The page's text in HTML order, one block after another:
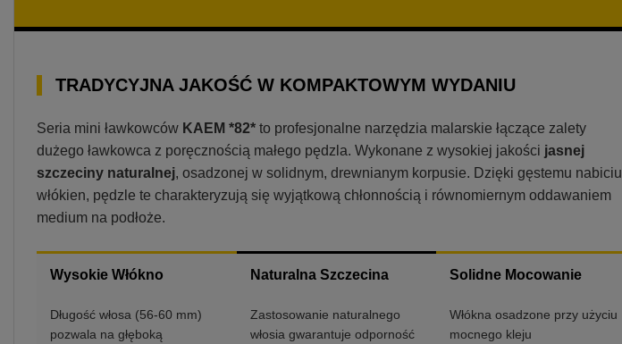
TRADYCYJNA JAKOŚĆ W KOMPAKTOWYM WYDANIU
Seria mini ławkowców KAEM *82* to profesjonalne narzędzia malarskie łączące zalety
dużego ławkowca z poręcznością małego pędzla. Wykonane z wysokiej jakości jasnej
szczeciny naturalnej, osadzonej w solidnym, drewnianym korpusie. Dzięki gęstemu nabiciu
włókien, pędzle te charakteryzują się wyjątkową chłonnością i równomiernym oddawaniem
medium na podłoże.
Wysokie Włókno
Długość włosa (56-60 mm)
pozwala na głęboką
Naturalna Szczecina
Zastosowanie naturalnego
włosia gwarantuje odporność
Solidne Mocowanie
Włókna osadzone przy użyciu
mocnego kleju